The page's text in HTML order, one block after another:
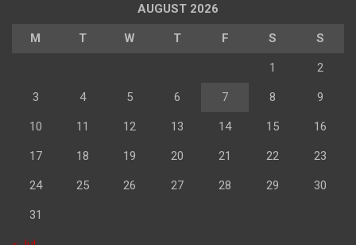
AUGUST 2026
M T W T F S S
1 2
3 4 5 6 7 8 9
10 11 12 13 14 15 16
17 18 19 20 21 22 23
24 25 26 27 28 29 30
31